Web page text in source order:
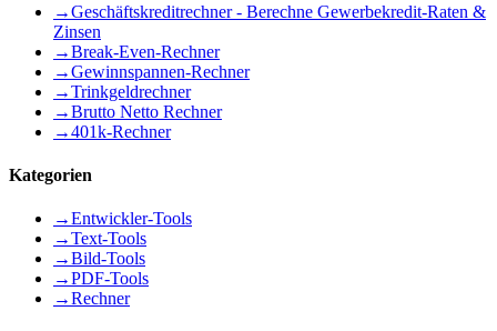
→Geschäftskreditrechner - Berechne Gewerbekredit-Raten &
Zinsen
→Break-Even-Rechner
→Gewinnspannen-Rechner
→Trinkgeldrechner
→Brutto Netto Rechner
→401k-Rechner
Kategorien
→Entwickler-Tools
→Text-Tools
→Bild-Tools
→PDF-Tools
→Rechner